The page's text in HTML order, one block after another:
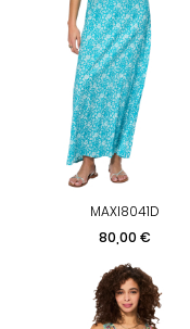
MAXI8041D
Prix
80,00 €